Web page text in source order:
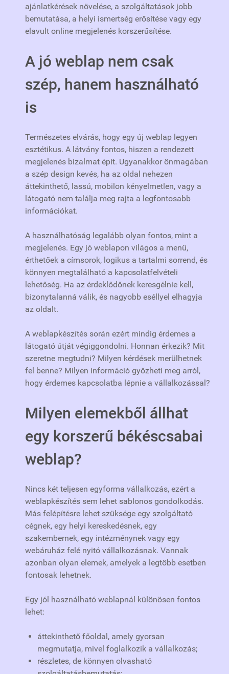
ajánlatkérések növelése, a szolgáltatások jobb
bemutatása, a helyi ismertség erősítése vagy egy
elavult online megjelenés korszerűsítése.
A jó weblap nem csak
szép, hanem használható
is
Természetes elvárás, hogy egy új weblap legyen
esztétikus. A látvány fontos, hiszen a rendezett
megjelenés bizalmat épít. Ugyanakkor önmagában
a szép design kevés, ha az oldal nehezen
áttekinthető, lassú, mobilon kényelmetlen, vagy a
látogató nem találja meg rajta a legfontosabb
információkat.
A használhatóság legalább olyan fontos, mint a
megjelenés. Egy jó weblapon világos a menü,
érthetőek a címsorok, logikus a tartalmi sorrend, és
könnyen megtalálható a kapcsolatfelvételi
lehetőség. Ha az érdeklődőnek keresgélnie kell,
bizonytalanná válik, és nagyobb eséllyel elhagyja
az oldalt.
A weblapkészítés során ezért mindig érdemes a
látogató útját végiggondolni. Honnan érkezik? Mit
szeretne megtudni? Milyen kérdések merülhetnek
fel benne? Milyen információ győzheti meg arról,
hogy érdemes kapcsolatba lépnie a vállalkozással?
Milyen elemekből állhat
egy korszerű békéscsabai
weblap?
Nincs két teljesen egyforma vállalkozás, ezért a
weblapkészítés sem lehet sablonos gondolkodás.
Más felépítésre lehet szüksége egy szolgáltató
cégnek, egy helyi kereskedésnek, egy
szakembernek, egy intézménynek vagy egy
webáruház felé nyitó vállalkozásnak. Vannak
azonban olyan elemek, amelyek a legtöbb esetben
fontosak lehetnek.
Egy jól használható weblapnál különösen fontos
lehet:
áttekinthető főoldal, amely gyorsan
megmutatja, mivel foglalkozik a vállalkozás;
részletes, de könnyen olvasható